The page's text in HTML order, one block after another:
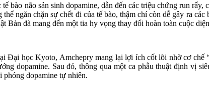
bào não sản sinh dopamine, dẫn đến các triệu chứng run
ngăn chặn sự chết đi của tế bào, thậm chí còn dễ gây ra
Bản đã mang đến một tia hy vọng thay đổi hoàn toàn cuộc
học Kyoto, Amchepry mang lại lợi ích cốt lõi nhờ cơ chế
dopamine. Sau đó, thông qua một ca phẫu thuật định vị
phóng dopamine tự nhiên.